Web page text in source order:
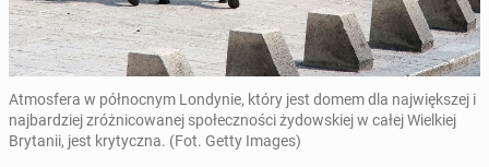
Atmosfera w północnym Londynie, który jest domem dla największej i
najbardziej zróżnicowanej społeczności żydowskiej w całej Wielkiej
Brytanii, jest krytyczna. (Fot. Getty Images)